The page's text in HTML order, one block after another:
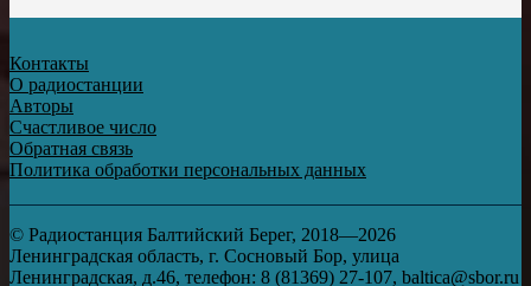
Контакты
О радиостанции
Авторы
Счастливое число
Обратная связь
Политика обработки персональных данных
© Радиостанция Балтийский Берег, 2018—2026
Ленинградская область, г. Сосновый Бор, улица
Ленинградская, д.46, телефон: 8 (81369) 27-107, baltica@sbor.ru